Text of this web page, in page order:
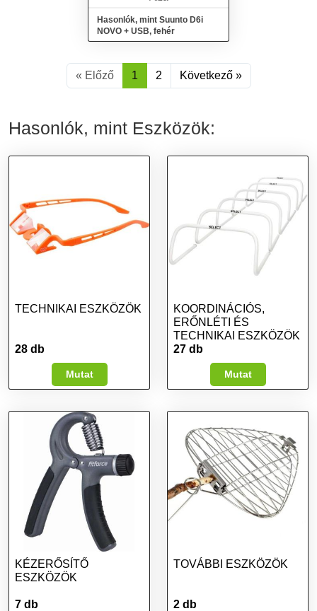
Hasonlók, mint Suunto D6i
NOVO + USB, fehér
« Előző 1 2 Következő »
Hasonlók, mint Eszközök:
TECHNIKAI ESZKÖZÖK
28 db
Mutat
KOORDINÁCIÓS,
ERŐNLÉTI ÉS
TECHNIKAI ESZKÖZÖK
27 db
Mutat
KÉZERŐSÍTŐ
ESZKÖZÖK
7 db
TOVÁBBI ESZKÖZÖK
2 db